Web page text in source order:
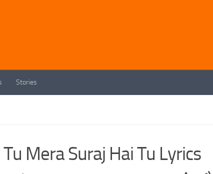
Stories
Mera Suraj Hai Tu Lyrics